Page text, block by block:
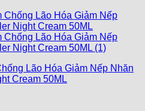
Lão Hóa Giảm Nếp Nhăn
Cream 50ML